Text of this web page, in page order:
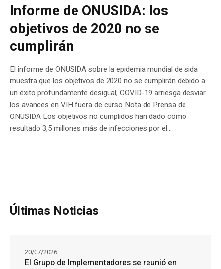
Informe de ONUSIDA: los
objetivos de 2020 no se
cumplirán
El informe de ONUSIDA sobre la epidemia mundial de sida
muestra que los objetivos de 2020 no se cumplirán debido a
un éxito profundamente desigual; COVID-19 arriesga desviar
los avances en VIH fuera de curso Nota de Prensa de
ONUSIDA Los objetivos no cumplidos han dado como
resultado 3,5 millones más de infecciones por el...
Últimas Noticias
El Grupo de Implementadores se reunió en
20/07/2026